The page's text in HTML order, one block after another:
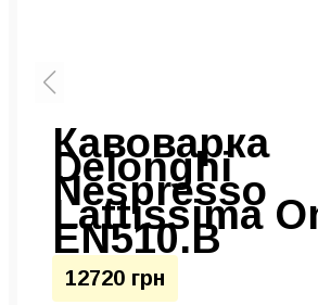
Кавоварка
Delonghi
Nespresso
Lattissima
EN510.B
12720 грн